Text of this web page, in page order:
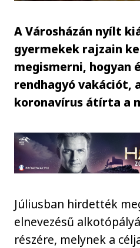
A Városházán nyílt
gyermekek rajzain
megismerni, hogyan
rendhagyó vakációt,
koronavírus átírta a
Júliusban hirdették
elnevezésű
részére, melynek a